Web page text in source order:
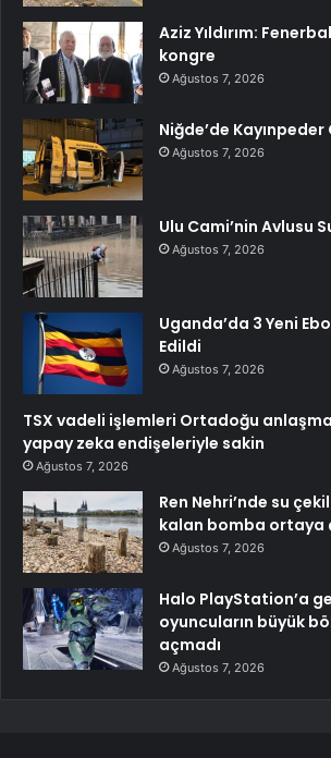
Aziz Yıldırım:
kongre
Ağustos 7, 2026
Niğde’de
Ağustos 7, 2026
Ulu Cami’nin Avlusu
Ağustos 7, 2026
Uganda’da 3 Yeni
Edildi
Ağustos 7, 2026
TSX vadeli işlemleri Ortadoğu
yapay zeka endişeleriyle sakin
Ağustos 7, 2026
Ren Nehri’nde su
kalan bomba ortaya
Ağustos 7, 2026
Halo PlayStation’a
oyuncuların büyük
açmadı
Ağustos 7, 2026